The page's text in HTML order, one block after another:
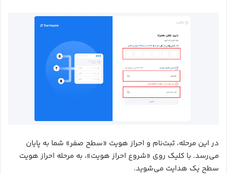
در این مرحله، ثبت‌نام و احراز هویت «سطح صفر» شما به پایان
می‌رسد. با کلیک روی «شروع احراز هویت»، به مرحله احراز هویت
سطح یک هدایت می‌شوید.